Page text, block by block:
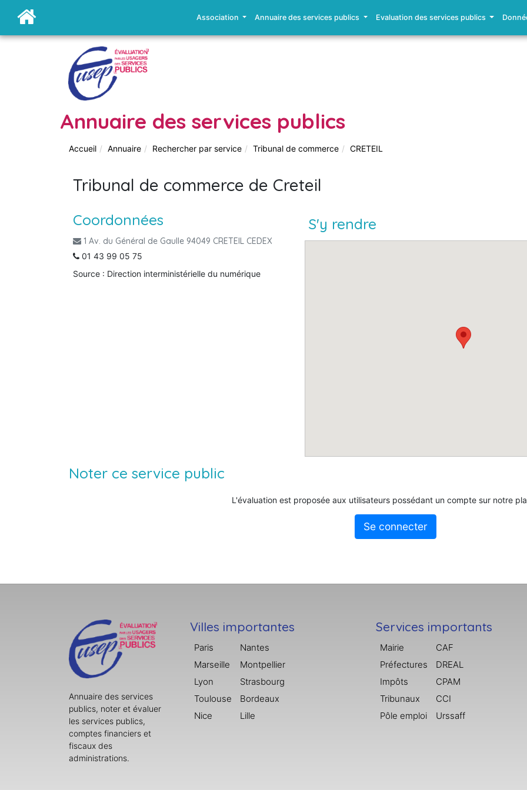
Association Annuaire des services publics Evaluation des services publics
Annuaire des services publics
Accueil Annuaire Rechercher par service Tribunal de commerce CRETEIL
Tribunal de commerce de Creteil
Coordonnées
1 Av. du Général de Gaulle 94049 CRETEIL CEDEX
01 43 99 05 75
Source : Direction interministérielle du numérique
S'y rendre
Noter ce service public
L'évaluation est proposée aux utilisateurs possédant un compte sur notre
Se connecter
Annuaire des services
publics, noter et évaluer
les services publics,
comptes financiers et
fiscaux des
administrations.
Villes importantes
Paris
Marseille
Lyon
Toulouse
Nice
Nantes
Montpellier
Strasbourg
Bordeaux
Lille
Services importants
Mairie
Préfectures
Impôts
Tribunaux
Pôle emploi
CAF
DREAL
CPAM
CCI
Urssaff